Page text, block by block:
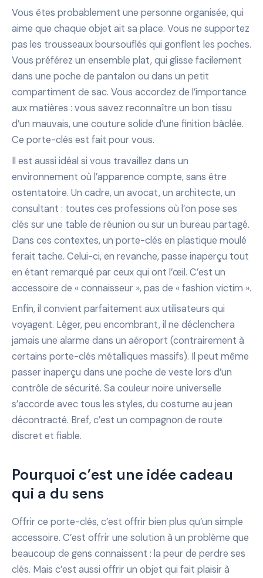
Vous êtes probablement une personne organisée, qui
aime que chaque objet ait sa place. Vous ne supportez
pas les trousseaux boursouflés qui gonflent les poches.
Vous préférez un ensemble plat, qui glisse facilement
dans une poche de pantalon ou dans un petit
compartiment de sac. Vous accordez de l’importance
aux matières : vous savez reconnaître un bon tissu
d’un mauvais, une couture solide d’une finition bâclée.
Ce porte-clés est fait pour vous.
Il est aussi idéal si vous travaillez dans un
environnement où l’apparence compte, sans être
ostentatoire. Un cadre, un avocat, un architecte, un
consultant : toutes ces professions où l’on pose ses
clés sur une table de réunion ou sur un bureau partagé.
Dans ces contextes, un porte-clés en plastique moulé
ferait tache. Celui-ci, en revanche, passe inaperçu tout
en étant remarqué par ceux qui ont l’œil. C’est un
accessoire de « connaisseur », pas de « fashion victim ».
Enfin, il convient parfaitement aux utilisateurs qui
voyagent. Léger, peu encombrant, il ne déclenchera
jamais une alarme dans un aéroport (contrairement à
certains porte-clés métalliques massifs). Il peut même
passer inaperçu dans une poche de veste lors d’un
contrôle de sécurité. Sa couleur noire universelle
s’accorde avec tous les styles, du costume au jean
décontracté. Bref, c’est un compagnon de route
discret et fiable.
Pourquoi c’est une idée cadeau
qui a du sens
Offrir ce porte-clés, c’est offrir bien plus qu’un simple
accessoire. C’est offrir une solution à un problème que
beaucoup de gens connaissent : la peur de perdre ses
clés. Mais c’est aussi offrir un objet qui fait plaisir à